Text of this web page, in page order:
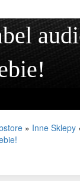
USŁUGI
PROJEKTOWANIE
» Inne Sklepy